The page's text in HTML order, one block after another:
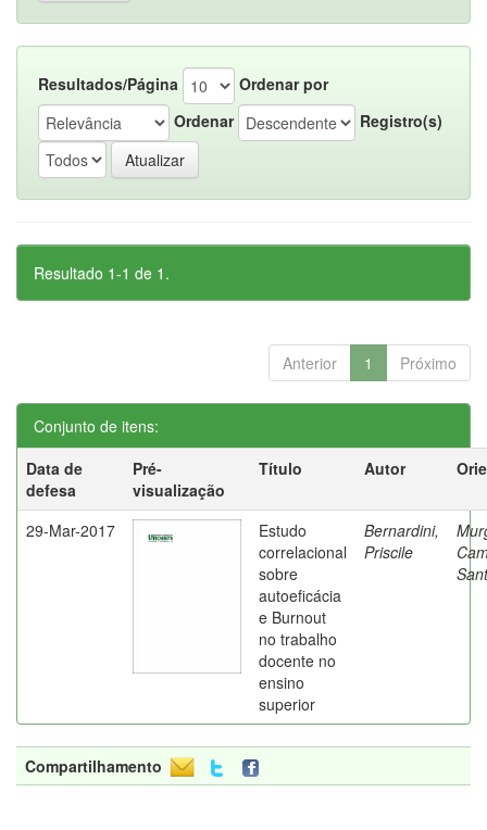
Resultados/Página
Ordenar por
Ordenar
Registro(s)
Resultado 1-1 de 1.
Anterior 1 Próximo
Conjunto de itens:
Data de
defesa
Pré-
visualização
Título Autor
29-Mar-2017
Estudo
correlacional
sobre
autoeficácia
e Burnout
no trabalho
docente no
ensino
superior
Bernardini,
Priscile
Compartilhamento